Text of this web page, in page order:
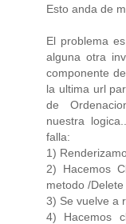
Esto anda de
El problema
alguna otra
componente
la ultima url
de
nuestra
falla:
1)
2) Hacemos
metodo /
3) Se vuelve a
4) Hacemos